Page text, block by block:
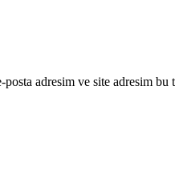
adresim ve site adresim bu